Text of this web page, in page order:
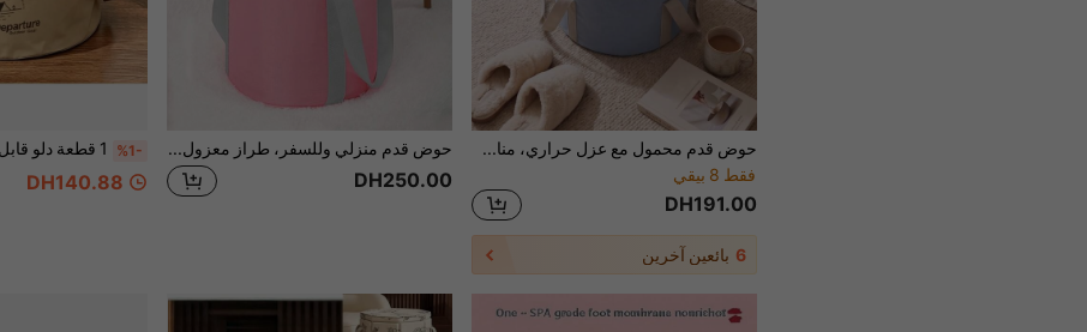
حوض قدم محمول مع عزل حراري، مناسب للاستخدام المنزلي. حوض القدم القابل للطي مريح لنقع القدمين، ويأتي مع حقيبة حوض قدم محمولة، مناسب للسفر والتخييم والأنشطة الخارجية والمتاجر والمناسبات الأخرى
فقط 8 بيقي
DH191.00
6 بائعين آخرين
حوض قدم منزلي وللسفر، طراز معزول للكبار، طراز مرتفع للكبار، حوض قدم قابل للطي، حقيبة حمام قدم محمولة
DH250.00
%1-
DH140.88